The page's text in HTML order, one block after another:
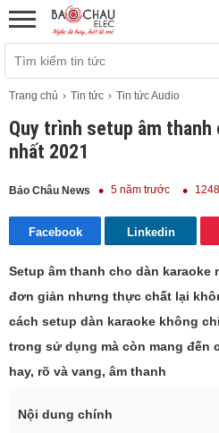
Trang chủ Tin tức Tin tức Audio
Quy trình setup âm thanh
nhất 2021
Bảo Châu News 5 năm trước
Facebook Linkedin
Setup âm thanh cho dàn
đơn giản nhưng thực chất lại
cách setup dàn karaoke không
trong sử dụng mà còn mang đến
hay, rõ và vang, âm thanh
Nội dung chính